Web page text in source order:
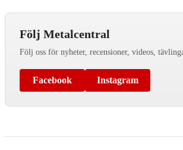
Följ Metalcentral
Följ oss för nyheter, recensioner, videos,
Facebook Instagram